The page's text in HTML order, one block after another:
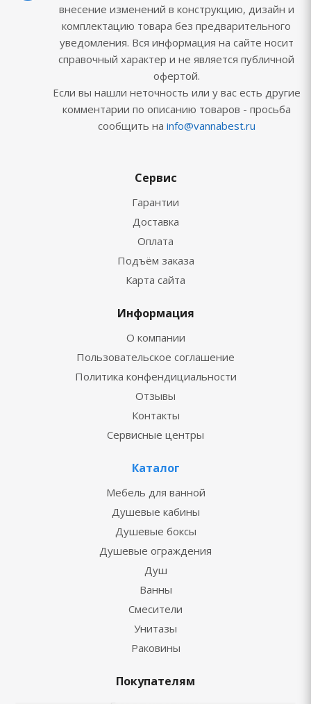
внесение изменений в конструкцию, дизайн и
комплектацию товара без предварительного
уведомления. Вся информация на сайте носит
справочный характер и не является публичной
офертой.
Если вы нашли неточность или у вас есть другие
комментарии по описанию товаров - просьба
сообщить на info@vannabest.ru
Сервис
Гарантии
Доставка
Оплата
Подъём заказа
Карта сайта
Информация
О компании
Пользовательское соглашение
Политика конфендициальности
Отзывы
Контакты
Сервисные центры
Каталог
Мебель для ванной
Душевые кабины
Душевые боксы
Душевые ограждения
Душ
Ванны
Смесители
Унитазы
Раковины
Покупателям